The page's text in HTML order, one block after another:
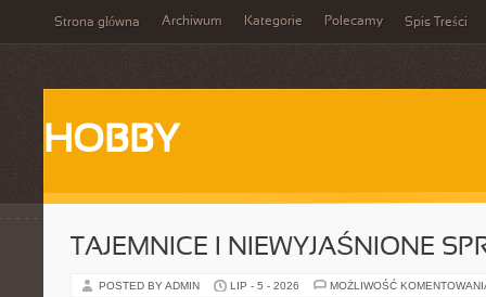
Strona główna Archiwum Kategorie Polecamy Spis Treści
HOBBY
TAJEMNICE I NIEWYJAŚNIONE
POSTED BY ADMIN LIP - 5 - 2026 MOŻLIWOŚĆ